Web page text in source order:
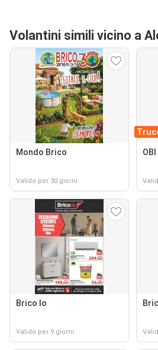
Volantini simili vicino a
Mondo Brico
Valido per 30 giorni
OBI
Brico Io
Valido per 9 giorni